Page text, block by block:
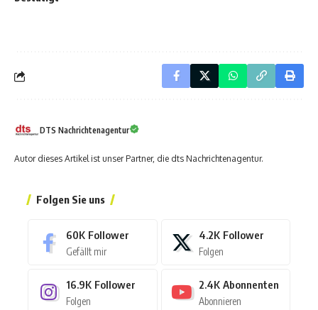
DTS Nachrichtenagentur
Autor dieses Artikel ist unser Partner, die dts Nachrichtenagentur.
Folgen Sie uns
60K Follower
Gefällt mir
4.2K Follower
Folgen
16.9K Follower
Folgen
2.4K Abonnenten
Abonnieren